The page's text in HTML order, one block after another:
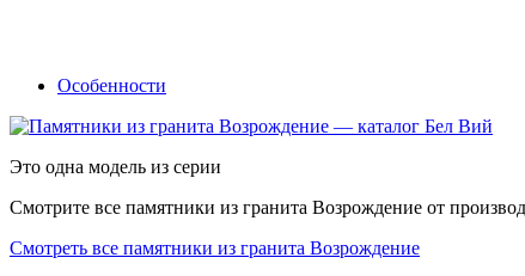
Особенности
Это одна модель из серии
Смотрите все памятники из гранита Возрождение от
Смотреть все памятники из гранита Возрождение